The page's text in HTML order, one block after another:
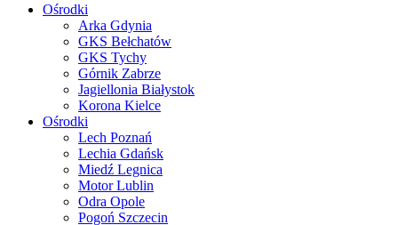
Ośrodki
Arka Gdynia
GKS Bełchatów
GKS Tychy
Górnik Zabrze
Jagiellonia Białystok
Korona Kielce
Ośrodki
Lech Poznań
Lechia Gdańsk
Miedź Legnica
Motor Lublin
Odra Opole
Pogoń Szczecin